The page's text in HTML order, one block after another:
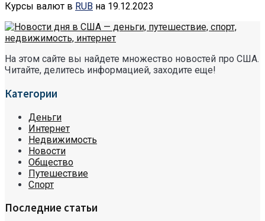
Курсы валют в RUB на 19.12.2023
На этом сайте вы найдете множество новостей про США.
Читайте, делитесь информацией, заходите еще!
Категории
Деньги
Интернет
Недвижимость
Новости
Общество
Путешествие
Спорт
Последние статьи